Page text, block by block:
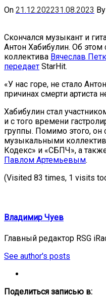
On 21.12.202231.08.2023 By
Скончался музыкант и
Антон Хабибулин. Об
коллектива Вячеслав
передает StarHit.
«У нас горе, не стало
причинах смерти артиста
Хабибулин стал
и с того времени
группы. Помимо этого, он
музыкальными
Кодекс» и «СБПЧ», а
Павлом Артемьевым.
(Visited 83 times, 1 visits
Владимир Чуев
Главный редактор RSG
See author's posts
Поделиться записью в: